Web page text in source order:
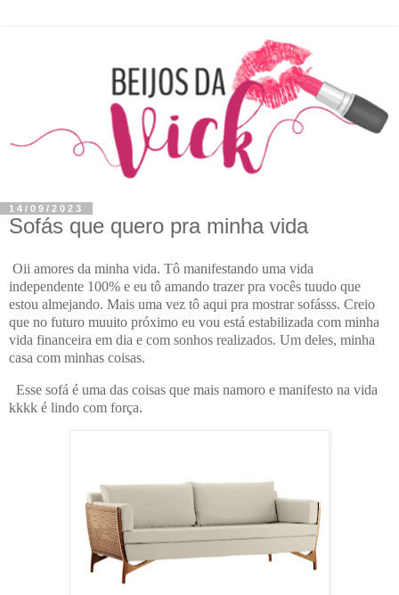
14/09/2023
Sofás que quero pra minha vida
Oii amores da minha vida. Tô manifestando uma vida
independente 100% e eu tô amando trazer pra vocês tuudo que
estou almejando. Mais uma vez tô aqui pra mostrar sofásss. Creio
que no futuro muuito próximo eu vou está estabilizada com minha
vida financeira em dia e com sonhos realizados. Um deles, minha
casa com minhas coisas.
Esse sofá é uma das coisas que mais namoro e manifesto na vida
kkkk é lindo com força.